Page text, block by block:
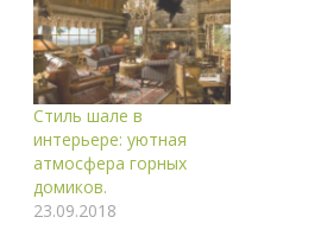
Стиль шале в
интерьере: уютная
атмосфера горных
домиков.
23.09.2018